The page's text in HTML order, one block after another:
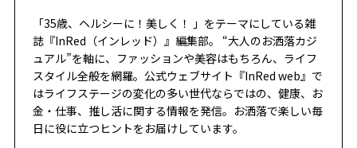
「35歳、ヘルシーに！美しく！ 」をテーマにしている雑
誌『InRed（インレッド）』編集部。 “大人のお洒落カジ
ュアル”を軸に、ファッションや美容はもちろん、ライフ
スタイル全般を網羅。公式ウェブサイト『InRed web』で
はライフステージの変化の多い世代ならではの、健康、お
金・仕事、推し活に関する情報を発信。お洒落で楽しい毎
日に役に立つヒントをお届けしています。